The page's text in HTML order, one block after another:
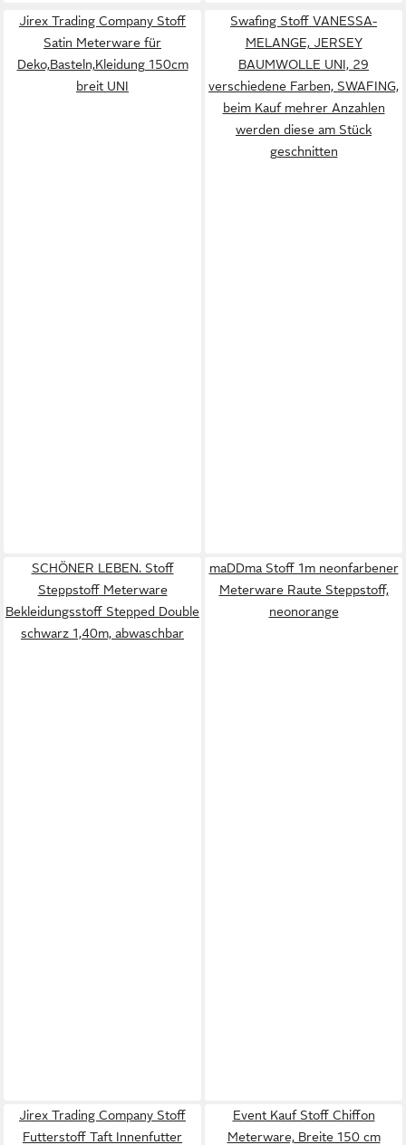
Jirex Trading Company Stoff
Satin Meterware für
Deko,Basteln,Kleidung 150cm
breit UNI
Swafing Stoff VANESSA-
MELANGE, JERSEY
BAUMWOLLE UNI, 29
verschiedene Farben, SWAFING,
beim Kauf mehrer Anzahlen
werden diese am Stück
geschnitten
SCHÖNER LEBEN. Stoff
Steppstoff Meterware
Bekleidungsstoff Stepped Double
schwarz 1,40m, abwaschbar
maDDma Stoff 1m neonfarbener
Meterware Raute Steppstoff,
neonorange
Jirex Trading Company Stoff
Futterstoff Taft Innenfutter
Event Kauf Stoff Chiffon
Meterware, Breite 150 cm